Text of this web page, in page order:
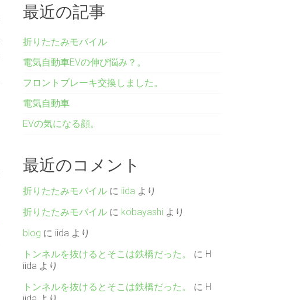
最近の記事
折りたたみモバイル
電気自動車EVの伸び悩み？。
フロントブレーキ交換しました。
電気自動車
EVの気になる顔。
最近のコメント
折りたたみモバイル に iida より
折りたたみモバイル に kobayashi より
blog に iida より
トンネルを抜けるとそこは鉄橋だった。
に H
iida より
トンネルを抜けるとそこは鉄橋だった。
に H